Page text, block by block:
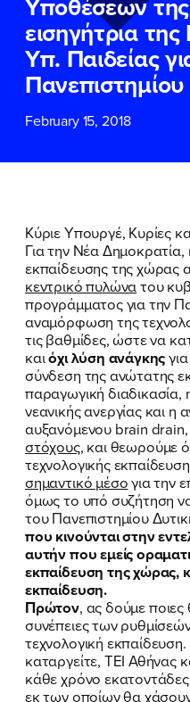
εισηγήτρια
Υπ. Παιδείας
February 15, 2018
Κύριε Υπουργέ, Κυρίες
Για την Νέα Δημοκρατία,
εκπαίδευσης της χώρας
κεντρικό πυλώνατου
προγράμματος για την
αναμόρφωση της
τις βαθμίδες, ώστε να
καιόχι λύση ανάγκης
σύνδεση της ανώτατης
παραγωγική
νεανικής ανεργίας και
αυξανόμενου brain
στόχους, και θεωρούμε
τεχνολογικής
σημαντικό μέσογια την
όμως το υπό συζήτηση
του Πανεπιστημίου
που κινούνται στην
αυτήν που εμείς
εκπαίδευση της χώρας,
εκπαίδευση.
Πρώτον, ας δούμε ποιες
συνέπειες των
τεχνολογική
καταργείτε, ΤΕΙ Αθήνας
κάθε χρόνο
εκ των οποίων θα
ΕΠΙΘΕΤΟ*
ΤΗΛΕΦΩΝΟ*
EMAIL
Δεδομένων
Χρήσηςτου
Πολιτικού
Νίκης
ΥΠΟΒΟΛΗ
ΕΠΙΘΕΤΟ*
ΤΗΛΕΦΩΝΟ
EMAIL
Δεδομένων
Χρήσηςτου
Πολιτικού
Νίκης
ΥΠΟΒΟΛΗ